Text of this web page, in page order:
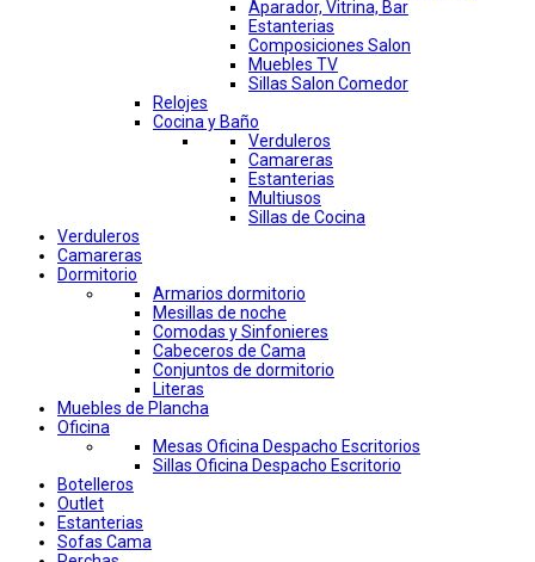
Aparador, Vitrina, Bar
Estanterias
Composiciones Salon
Muebles TV
Sillas Salon Comedor
Relojes
Cocina y Baño
Verduleros
Camareras
Estanterias
Multiusos
Sillas de Cocina
Verduleros
Camareras
Dormitorio
Armarios dormitorio
Mesillas de noche
Comodas y Sinfonieres
Cabeceros de Cama
Conjuntos de dormitorio
Literas
Muebles de Plancha
Oficina
Mesas Oficina Despacho Escritorios
Sillas Oficina Despacho Escritorio
Botelleros
Outlet
Estanterias
Sofas Cama